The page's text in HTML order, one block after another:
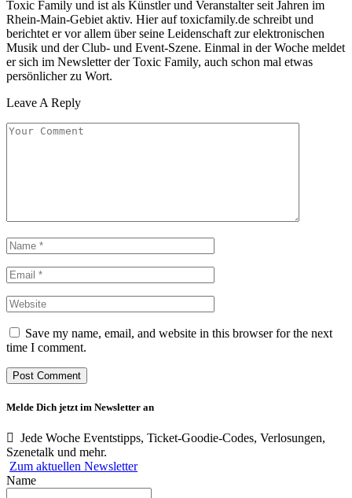
Toxic Family und ist als Künstler und Veranstalter seit Jahren im
Rhein-Main-Gebiet aktiv. Hier auf toxicfamily.de schreibt und
berichtet er vor allem über seine Leidenschaft zur elektronischen
Musik und der Club- und Event-Szene. Einmal in der Woche meldet
er sich im Newsletter der Toxic Family, auch schon mal etwas
persönlicher zu Wort.
Leave A Reply
Save my name, email, and website in this browser for the next
time I comment.
Melde Dich jetzt im Newsletter an
Jede Woche Eventstipps, Ticket-Goodie-Codes, Verlosungen,
Szenetalk und mehr.
Zum aktuellen Newsletter
Name